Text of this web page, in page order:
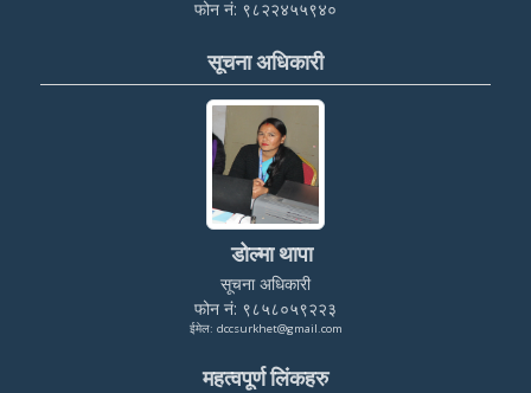
फोन नं: ९८२२४५५९४०
सूचना अधिकारी
डोल्मा थापा
सूचना अधिकारी
फोन नं: ९८५८०५९२२३
ईमेल: dccsurkhet@gmail.com
महत्वपूर्ण लिंकहरु